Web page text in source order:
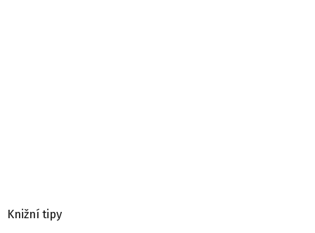
Knižní tipy